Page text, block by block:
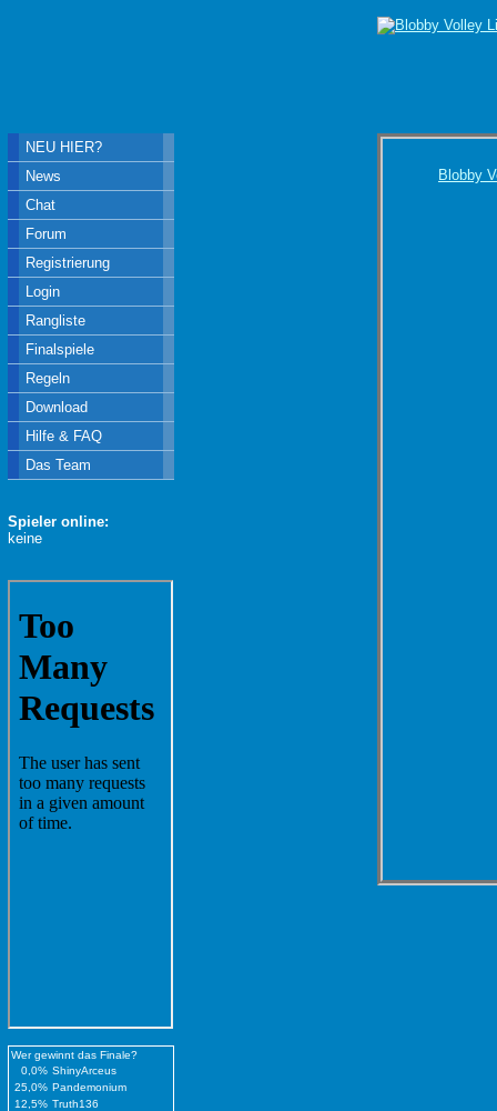
Blobby
NEU HIER?
News
Chat
Forum
Registrierung
Login
Rangliste
Finalspiele
Regeln
Download
Hilfe & FAQ
Das Team
Spieler online:
keine
Wer gewinnt das Finale?
0,0% ShinyArceus
25,0% Pandemonium
12,5% Truth136